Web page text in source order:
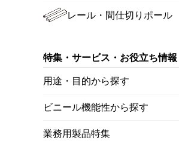
レール・間仕切りポール
特集・サービス・お役立ち情報
用途・目的から探す
ビニール機能性から探す
業務用製品特集